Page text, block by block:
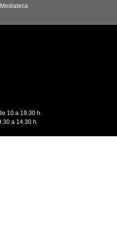
Mediateca
10 a 19.30 h.
a 14.30 h.